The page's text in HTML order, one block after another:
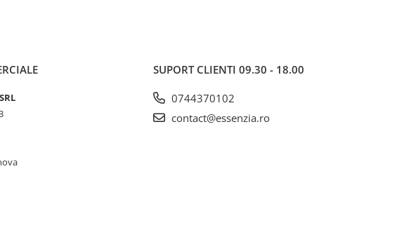
SUPORT CLIENTI 09.30 - 18.00
0744370102
contact@essenzia.ro